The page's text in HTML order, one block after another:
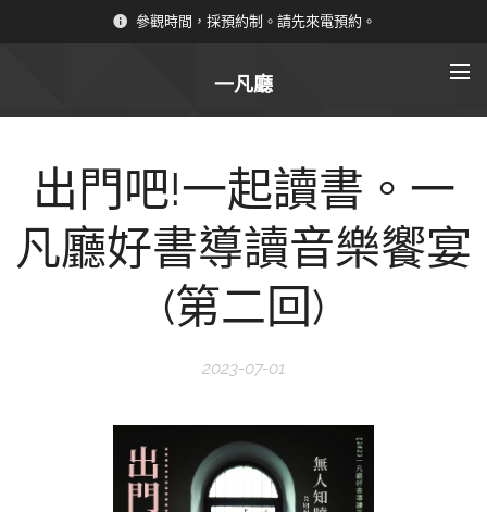
參觀時間，採預約制。請先來電預約。
一凡廳
出門吧!一起讀書。一
凡廳好書導讀音樂饗宴
(第二回)
2023-07-01